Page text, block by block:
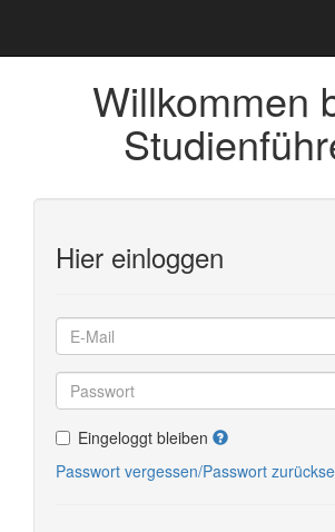
Willkommen
Hier einloggen
Eingeloggt bleiben
Passwort vergessen/Passwort